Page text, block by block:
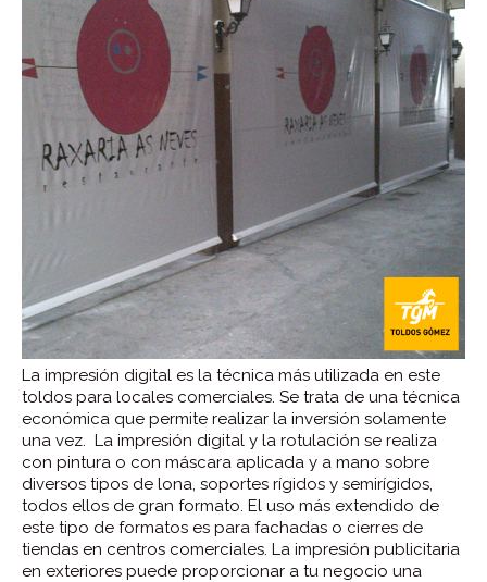
La impresión digital es la técnica más utilizada en este
toldos para locales comerciales. Se trata de una técnica
económica que permite realizar la inversión solamente
una vez. La impresión digital y la rotulación se realiza
con pintura o con máscara aplicada y a mano sobre
diversos tipos de lona, soportes rígidos y semirígidos,
todos ellos de gran formato. El uso más extendido de
este tipo de formatos es para fachadas o cierres de
tiendas en centros comerciales. La impresión publicitaria
en exteriores puede proporcionar a tu negocio una